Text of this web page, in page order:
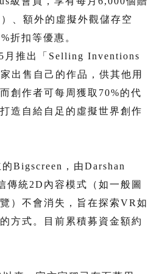
、額外的虛擬外觀儲存空
折扣等優惠。
月推出「Selling Inventions
出售自己的作品，供其他用
創作者可每周獲取70%的代
造自給自足的虛擬世界創作
Bigscreen，由Darshan
傳統2D內容模式（如一般圖
）不會消失，旨在探索VR如
方式。目前累積募資金額約